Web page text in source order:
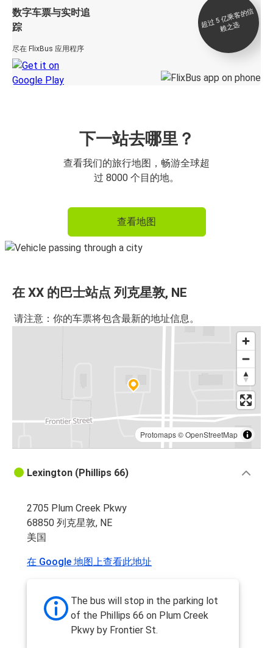
数字车票与实时追
踪
尽在 FlixBus 应用程序
超
过 5
亿
乘
客
的
信
赖
之
选
下一站去哪里？
查看我们的旅行地图，畅游全球超
过 8000 个目的地。
查看地图
在 XX 的巴士站点 列克星敦, NE
请注意：你的车票将包含最新的地址信息。
Protomaps©OpenStreetMap
Lexington (Phillips 66)
2705 Plum Creek Pkwy
68850 列克星敦, NE
美国
在 Google 地图上查看此地址
The bus will stop in the parking lot
of the Phillips 66 on Plum Creek
Pkwy by Frontier St.